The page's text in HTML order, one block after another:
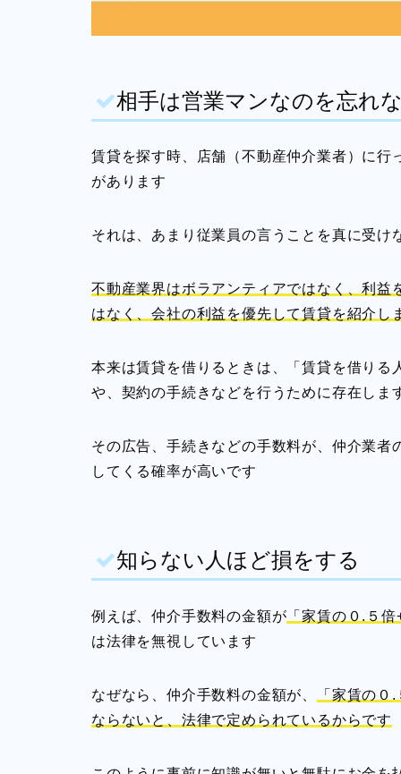
相手は営業マンなのを忘れ
賃貸を探す時、店舗（不動産仲介業者）に
があります
それは、あまり従業員の言うことを真に受け
不動産業界はボラアンティアではなく、利
はなく、会社の利益を優先して賃貸を紹介し
本来は賃貸を借りるときは、「賃貸を借り
や、契約の手続きなどを行うために存在しま
その広告、手続きなどの手数料が、仲介業者
してくる確率が高いです
知らない人ほど損をする
例えば、仲介手数料の金額が 「家賃の０.５
は法律を無視しています
なぜなら、仲介手数料の金額が、
「家賃の
ならない と、法律で定められているからです